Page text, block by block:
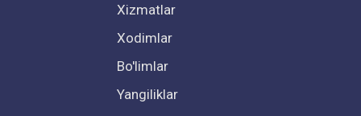
Xizmatlar
Xodimlar
Bo'limlar
Yangiliklar